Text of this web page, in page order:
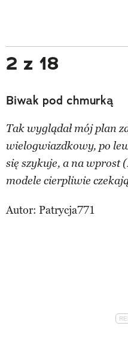
2 z 18
Biwak pod chmurką
Tak wyglądał mój plan
wielogwiazdkowy, po
się szykuje, a na wprost
modele cierpliwie
Autor: Patrycja771